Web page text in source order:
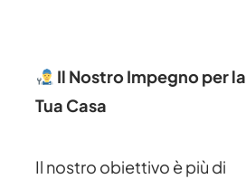
Il Nostro Impegno per la
Tua Casa
Il nostro obiettivo è più di